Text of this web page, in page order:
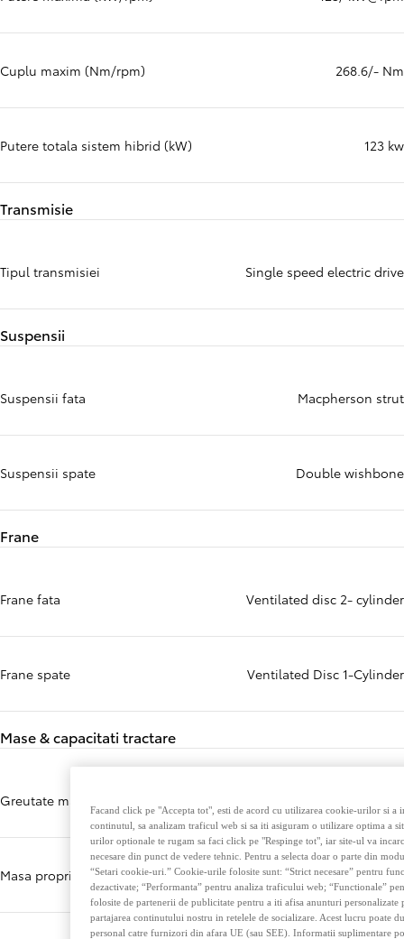
Cuplu maxim (Nm/rpm) 268.6/- Nm
Putere totala sistem hibrid (kW) 123 kw
Transmisie
Tipul transmisiei Single speed electric drive
Suspensii
Suspensii fata Macpherson strut
Suspensii spate Double wishbone
Frane
Frane fata Ventilated disc 2- cylinder
Frane spate Ventilated Disc 1-Cylinder
Mase & capacitati tractare
Greutate maxima (kg)
Masa proprie 1810-1845 kg
Facand click pe "Accepta tot", esti de acord cu utilizarea cookie-urilor si a
continutul, sa analizam traficul web si sa iti asiguram o utilizare optima a
urilor optionale te rugam sa faci click pe "Respinge tot", iar site-ul va
necesare din punct de vedere tehnic. Pentru a selecta doar o parte din
“Setari cookie-uri.” Cookie-urile folosite sunt: “Strict necesare” pentru
dezactivate; “Performanta” pentru analiza traficului web; “Functionale”
folosite de partenerii de publicitate pentru a iti afisa anunturi personalizate
partajarea continutului nostru in retelele de socializare. Acest lucru poate
personal catre furnizori din afara UE (sau SEE). Informatii suplimentare